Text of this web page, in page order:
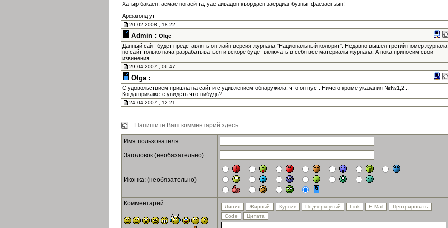
Хатыр бакаен, аемае ногаей та, уае аивадон къордаен заердиаг бузныг фаезаегъын!
Арфагонд ут
20.02.2008 , 18:22
Admin : Olge
Данный сайт будет представлять он-лайн версия журнала "Национальный колорит". Недавно вышел третий номер журнала,
но сайт только нача разрабатываться и вскоре будет включать в себя все материалы журнала. А пока приносим свои
извинения.
29.04.2007 , 06:47
Olga :
С удовольствием пришла на сайт и с удивлением обнаружила, что он пуст. Ничего кроме указания №№1,2...
Когда прикажете увидеть что-нибудь?
24.04.2007 , 12:21
Напишите Ваш комментарий здесь:
Имя пользователя:
Заголовок (необязательно)
Иконка: (необязательно)
Комментарий: